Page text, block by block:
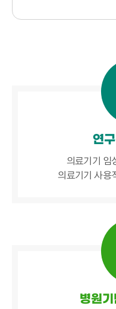
연
의료기기 임
의료기기 사용
병원